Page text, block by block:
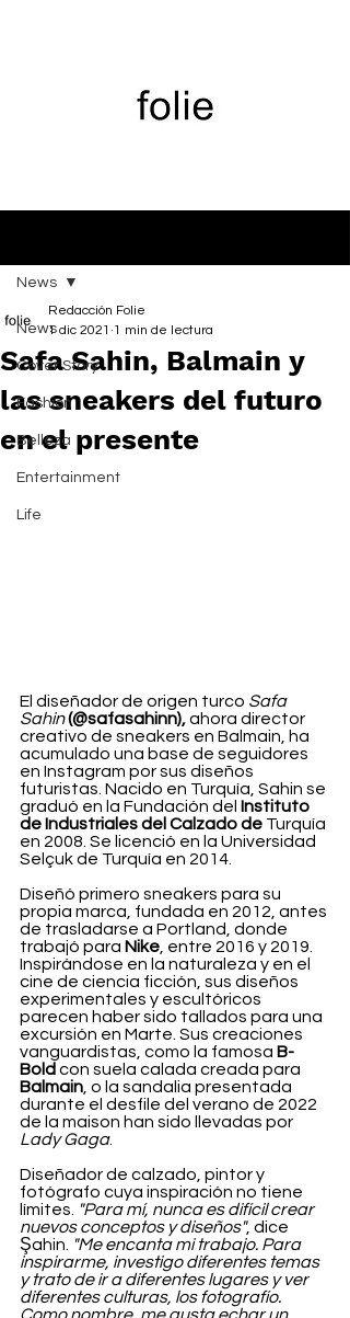
News
Cover Story
Fashion
Belleza
Entertainment
Life
News
Safa Sahin, Balmain y
las sneakers del futuro
en el presente
Redacción Folie
1 dic 2021 1 min de lectura
El diseñador de origen turco Safa
Sahin(@safasahinn), ahora director
creativo de sneakers en Balmain, ha
acumulado una base de seguidores
en Instagram por sus diseños
futuristas. Nacido en Turquía, Sahin se
graduó en la Fundación del Instituto
de Industriales del Calzado de Turquía
en 2008. Se licenció en la Universidad
Selçuk de Turquía en 2014.
Diseñó primero sneakers para su
propia marca, fundada en 2012, antes
de trasladarse a Portland, donde
trabajó para Nike, entre 2016 y 2019.
Inspirándose en la naturaleza y en el
cine de ciencia ficción, sus diseños
experimentales y escultóricos
parecen haber sido tallados para una
excursión en Marte. Sus creaciones
vanguardistas, como la famosa B-
Bold con suela calada creada para
Balmain, o la sandalia presentada
durante el desfile del verano de 2022
de la maison han sido llevadas por
Lady Gaga.
Diseñador de calzado, pintor y
fotógrafo cuya inspiración no tiene
límites. "Para mí, nunca es difícil crear
nuevos conceptos y diseños", dice
Şahin. "Me encanta mi trabajo. Para
inspirarme, investigo diferentes temas
y trato de ir a diferentes lugares y ver
diferentes culturas, los fotografío.